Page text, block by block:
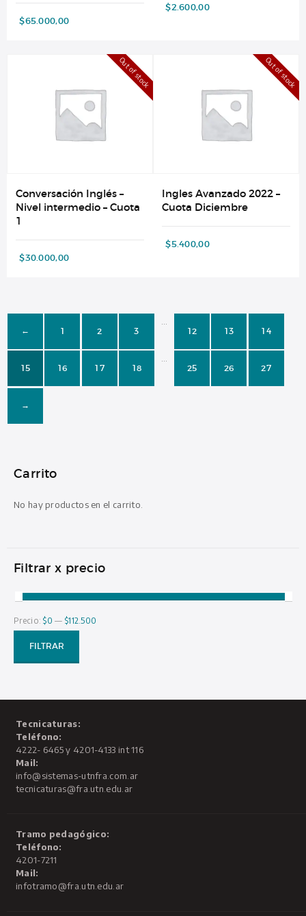
$65.000,00
$2.600,00
Out of stock
Conversación Inglés –
Nivel intermedio – Cuota
1
$30.000,00
Out of stock
Ingles Avanzado 2022 –
Cuota Diciembre
$5.400,00
← 1 2 3
12
13 14
15 16 17 18
…
25
26 27
→
Carrito
No hay productos en el carrito.
Filtrar x precio
FILTRAR
Precio:$0 — $112.500
Tecnicaturas:
Teléfono:
4222- 6465 y 4201-4133 int 116
Mail:
info@sistemas-utnfra.com.ar
tecnicaturas@fra.utn.edu.ar
Tramo pedagógico:
Teléfono:
4201-7211
Mail:
infotramo@fra.utn.edu.ar